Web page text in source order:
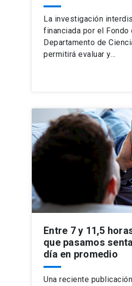
La investigación
financiada por el
Departamento de
permitirá evaluar y…
Entre 7 y 11,5
que pasamos
día en promedio
Una reciente